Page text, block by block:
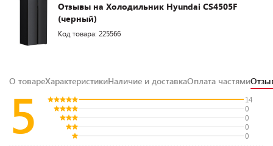
Отзывы на Холодильник Hyundai CS4505F
(черный)
Код товара: 225566
О товареХарактеристикиНаличие и доставкаОплата частями
5
14
0
0
0
0